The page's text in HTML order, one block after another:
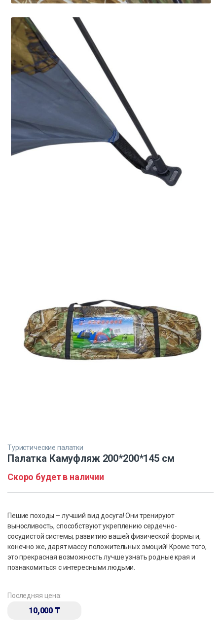
Туристические палатки
Палатка Камуфляж 200*200*145 см
Скоро будет в наличии
Пешие походы – лучший вид досуга! Они тренируют
выносливость, способствуют укреплению сердечно-
сосудистой системы, развитию вашей физической формы и,
конечно же, дарят массу положительных эмоций! Кроме того,
это прекрасная возможность лучше узнать родные края и
познакомиться с интересными людьми.
Последняя цена:
10,000 ₸